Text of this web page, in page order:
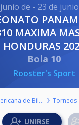
de - 23 de
MAXIMA
HONDURAS
Bola 10
Rooster's Sport
Confederacion Panamericana de Billar Torneos